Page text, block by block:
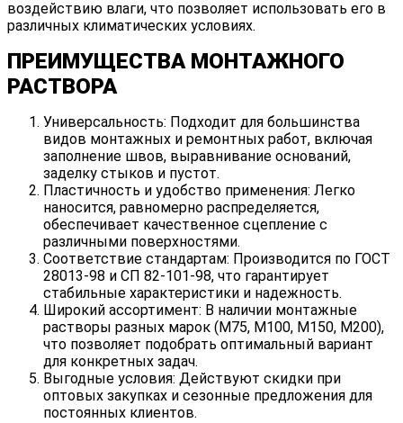
воздействию влаги, что позволяет использовать его в
различных климатических условиях.
ПРЕИМУЩЕСТВА МОНТАЖНОГО
РАСТВОРА
Универсальность: Подходит для большинства
видов монтажных и ремонтных работ, включая
заполнение швов, выравнивание оснований,
заделку стыков и пустот.
Пластичность и удобство применения: Легко
наносится, равномерно распределяется,
обеспечивает качественное сцепление с
различными поверхностями.
Соответствие стандартам: Производится по ГОСТ
28013-98 и СП 82-101-98, что гарантирует
стабильные характеристики и надежность.
Широкий ассортимент: В наличии монтажные
растворы разных марок (М75, М100, М150, М200),
что позволяет подобрать оптимальный вариант
для конкретных задач.
Выгодные условия: Действуют скидки при
оптовых закупках и сезонные предложения для
постоянных клиентов.